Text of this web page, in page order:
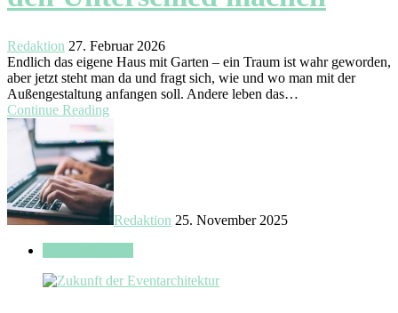
Redaktion 27. Februar 2026
Endlich das eigene Haus mit Garten – ein Traum ist wahr geworden,
aber jetzt steht man da und fragt sich, wie und wo man mit der
Außengestaltung anfangen soll. Andere leben das…
Continue Reading
Redaktion 25. November 2025